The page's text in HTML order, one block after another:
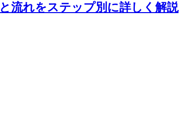
流れをステップ別に詳しく解説